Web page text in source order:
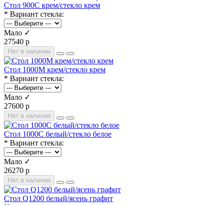
Стол 900С крем/стекло крем
* Вариант стекла:
Мало ✓
27540 р
Нет в наличии
Стол 1000М крем/стекло крем
* Вариант стекла:
Мало ✓
27600 р
Нет в наличии
Стол 1000С белый/стекло белое
* Вариант стекла:
Мало ✓
26270 р
Нет в наличии
Стол Q1200 белый/ясень графит